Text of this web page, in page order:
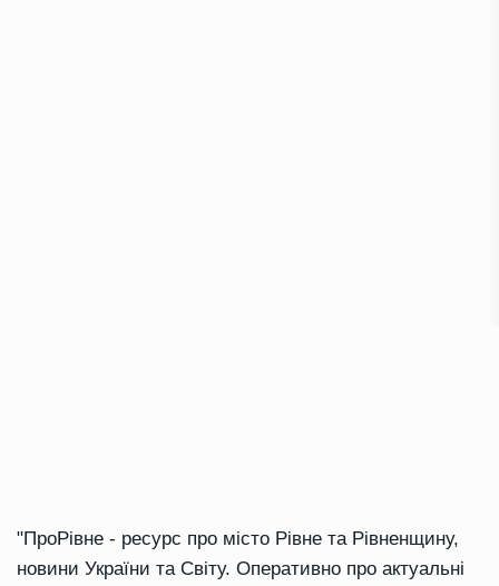
"ПроРівне - ресурс про місто Рівне та Рівненщину,
новини України та Світу. Оперативно про актуальні